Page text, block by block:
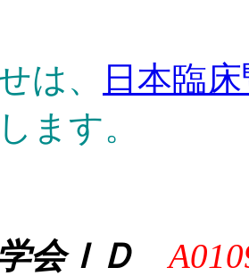
は、
日本臨
ます。
会ＩＤ